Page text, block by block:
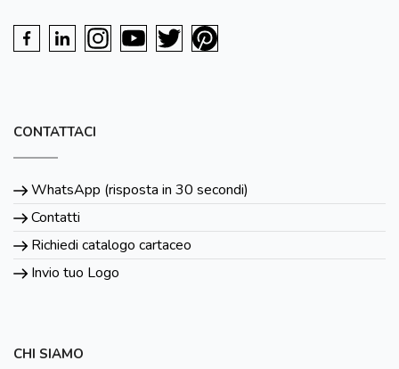
CONTATTACI
WhatsApp (risposta in 30 secondi)
Contatti
Richiedi catalogo cartaceo
Invio tuo Logo
CHI SIAMO